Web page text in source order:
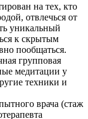
на тех, кто
отвлечься от
уникальный
к скрытым
пообщаться.
групповая
медитации у
техники и
врача (стаж